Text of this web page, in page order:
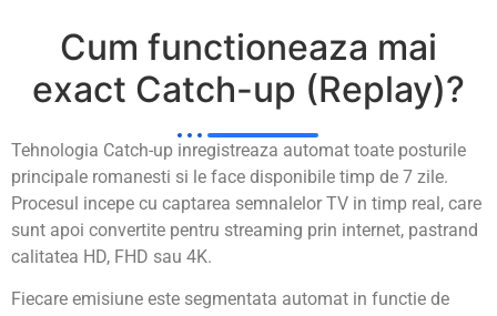
Cum functioneaza mai
exact Catch-up (Replay)?
Tehnologia Catch-up inregistreaza automat toate posturile
principale romanesti si le face disponibile timp de 7 zile.
Procesul incepe cu captarea semnalelor TV in timp real, care
sunt apoi convertite pentru streaming prin internet, pastrand
calitatea HD, FHD sau 4K.
Fiecare emisiune este segmentata automat in functie de